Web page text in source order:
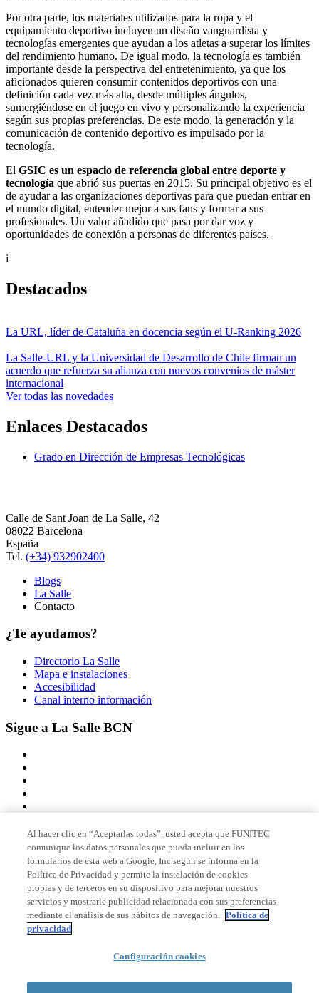
Por otra parte, los materiales utilizados para la ropa y el
equipamiento deportivo incluyen un diseño vanguardista y
tecnologías emergentes que ayudan a los atletas a superar los límites
del rendimiento humano. De igual modo, la tecnología es también
importante desde la perspectiva del entretenimiento, ya que los
aficionados quieren consumir contenidos deportivos con una
definición cada vez más alta, desde múltiples ángulos,
sumergiéndose en el juego en vivo y personalizando la experiencia
según sus propias preferencias. De este modo, la generación y la
comunicación de contenido deportivo es impulsado por la
tecnología.
El GSIC es un espacio de referencia global entre deporte y
tecnología que abrió sus puertas en 2015. Su principal objetivo es el
de ayudar a las organizaciones deportivas para que puedan entrar en
el mundo digital, entender mejor a sus fans y formar a sus
profesionales. Un valor añadido que pasa por dar voz y
oportunidades de conexión a personas de diferentes países.
i
Destacados
La URL, líder de Cataluña en docencia según el U-Ranking 2026
La Salle-URL y la Universidad de Desarrollo de Chile firman un
acuerdo que refuerza su alianza con nuevos convenios de máster
internacional
Ver todas las novedades
Enlaces Destacados
Grado en Dirección de Empresas Tecnológicas
Calle de Sant Joan de La Salle, 42
08022 Barcelona
España
Tel. (+34) 932902400
Blogs
La Salle
Contacto
¿Te ayudamos?
Directorio La Salle
Mapa e instalaciones
Accesibilidad
Canal interno información
Sigue a La Salle BCN
Miembro de
Acreditaciones
© 2026 La Salle Campus Barcelona - URL |
Al hacer clic en “Aceptarlas todas”, usted acepta que FUNITEC
comunique los datos personales que pueda incluir en los
formularios de esta web a Google, Inc según se informa en la
Política de Privacidad y permite la instalación de cookies
propias y de terceros en su dispositivo para mejorar nuestros
servicios y mostrarle publicidad relacionada con sus preferencias
mediante el análisis de sus hábitos de navegación. Política de
privacidad
Configuración cookies